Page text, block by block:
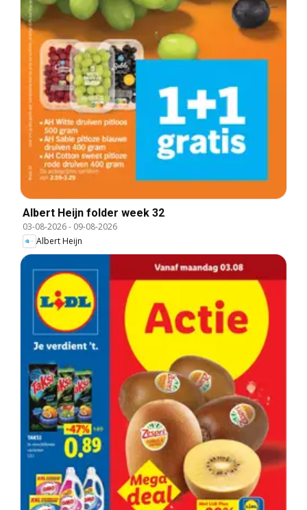
Albert Heijn folder week 32
03-08-2026- 09-08-2026
Albert Heijn